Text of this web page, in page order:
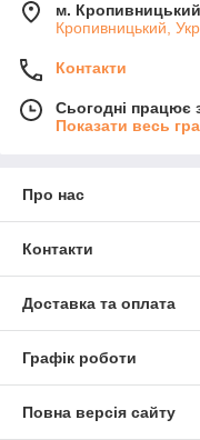
м. Кропивницький
Кропивницький,
Контакти
Сьогодні працює
Показати весь
Про нас
Контакти
Доставка та оплата
Графік роботи
Повна версія сайту